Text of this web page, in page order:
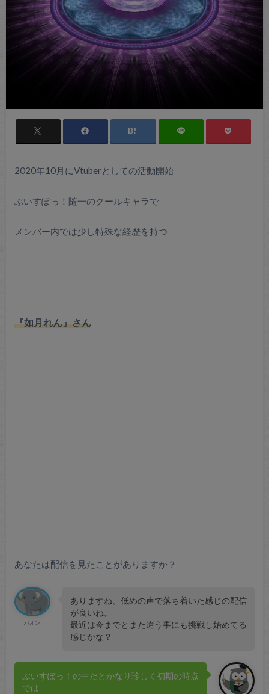
2020年10月にVtuberとしての活動開始
ぶいすぽっ！随一のクールキャラで
メンバー内では少し特殊な経歴を持つ
『如月れん』さん
あなたは配信を見たことがありますか？
パオン
ありますね、低めの声で落ち着いた感じの配信
が良いね。
最近は今までとまた違う事にも挑戦し始めてる
感じかな？
ぶいすぽっ！の中だとかなり珍しく初期の時点
では